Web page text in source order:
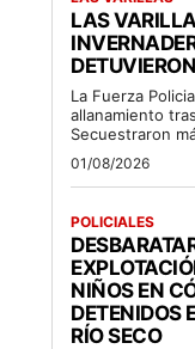
LAS
La Fuerza
allanamiento
Secuestraron
01/08/2026
POLICIALES
NIÑOS EN
DETENIDOS
RÍO SECO